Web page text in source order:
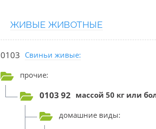
ЖИВЫЕ ЖИВОТНЫЕ
0103 Свиньи живые:
прочие:
0103 92 массой 50 кг или
домашние виды: